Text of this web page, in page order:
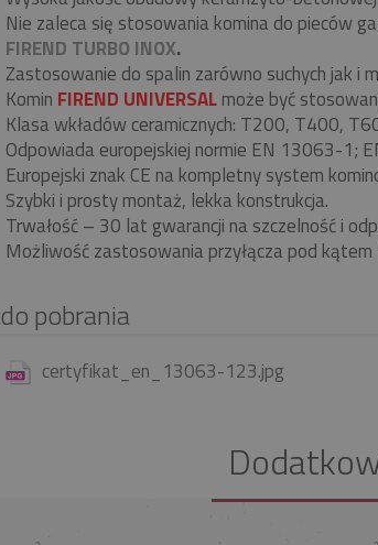
Nie zaleca się stosowania komina do pieców
FIREND TURBO INOX.
Zastosowanie do spalin zarówno suchych jak i
Komin FIREND UNIVERSALmoże być
Klasa wkładów ceramicznych: T200, T400,
Odpowiada europejskiej normie EN 13063-1;
Europejski znak CE na kompletny system
Szybki i prosty montaż, lekka konstrukcja.
Trwałość – 30 lat gwarancji na szczelność i
Możliwość zastosowania przyłącza pod
pobrania
certyfikat_en_13063-123.jpg